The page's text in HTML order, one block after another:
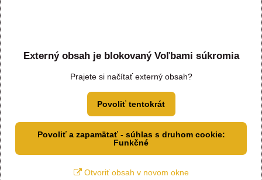
Externý obsah je blokovaný Voľbami súkromia
Prajete si načítať externý obsah?
Povoliť tentokrát
Povoliť a zapamätať - súhlas s druhom cookie:
Funkčné
Otvoriť obsah v novom okne